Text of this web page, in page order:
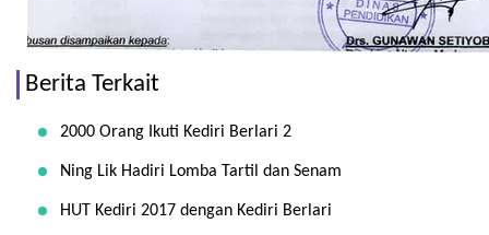
Berita Terkait
2000 Orang Ikuti Kediri Berlari 2
Ning Lik Hadiri Lomba Tartil dan Senam
HUT Kediri 2017 dengan Kediri Berlari